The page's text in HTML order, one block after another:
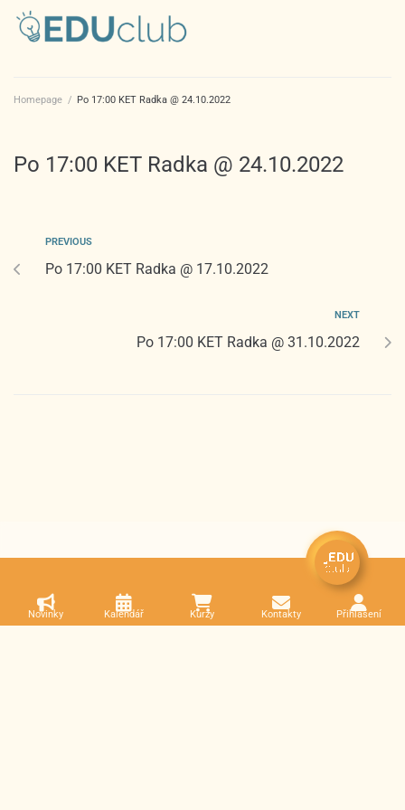
Homepage / Po 17:00 KET Radka @ 24.10.2022
Po 17:00 KET Radka @ 24.10.2022
PREVIOUS
Po 17:00 KET Radka @ 17.10.2022
NEXT
Po 17:00 KET Radka @ 31.10.2022
Novinky Kalendář Kurzy Kontakty Přihlášení